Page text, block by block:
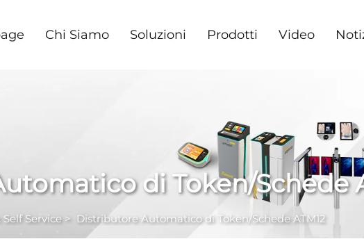
Chi Siamo Soluzioni Prodotti Video
di Token/Schede
Self Service> Distributore Automatico di Token/Schede ATM12